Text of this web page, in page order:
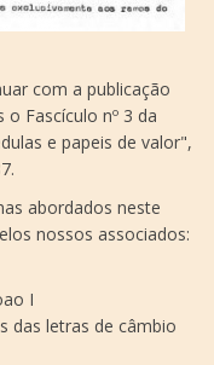
com a publicação
Fascículo nº 3 da
e papeis de valor",
abordados neste
nossos associados:
I
das letras de câmbio